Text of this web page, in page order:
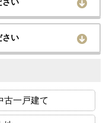
さい
古一戸建て